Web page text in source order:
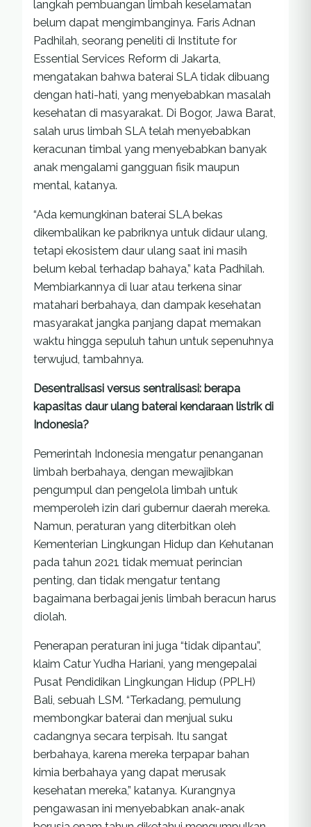
langkah pembuangan limbah keselamatan
belum dapat mengimbanginya. Faris Adnan
Padhilah, seorang peneliti di Institute for
Essential Services Reform di Jakarta,
mengatakan bahwa baterai SLA tidak dibuang
dengan hati-hati, yang menyebabkan masalah
kesehatan di masyarakat. Di Bogor, Jawa Barat,
salah urus limbah SLA telah menyebabkan
keracunan timbal yang menyebabkan banyak
anak mengalami gangguan fisik maupun
mental, katanya.
“Ada kemungkinan baterai SLA bekas
dikembalikan ke pabriknya untuk didaur ulang,
tetapi ekosistem daur ulang saat ini masih
belum kebal terhadap bahaya,” kata Padhilah.
Membiarkannya di luar atau terkena sinar
matahari berbahaya, dan dampak kesehatan
masyarakat jangka panjang dapat memakan
waktu hingga sepuluh tahun untuk sepenuhnya
terwujud, tambahnya.
Desentralisasi versus sentralisasi: berapa
kapasitas daur ulang baterai kendaraan listrik di
Indonesia?
Pemerintah Indonesia mengatur penanganan
limbah berbahaya, dengan mewajibkan
pengumpul dan pengelola limbah untuk
memperoleh izin dari gubernur daerah mereka.
Namun, peraturan yang diterbitkan oleh
Kementerian Lingkungan Hidup dan Kehutanan
pada tahun 2021 tidak memuat perincian
penting, dan tidak mengatur tentang
bagaimana berbagai jenis limbah beracun harus
diolah.
Penerapan peraturan ini juga “tidak dipantau”,
klaim Catur Yudha Hariani, yang mengepalai
Pusat Pendidikan Lingkungan Hidup (PPLH)
Bali, sebuah LSM. “Terkadang, pemulung
membongkar baterai dan menjual suku
cadangnya secara terpisah. Itu sangat
berbahaya, karena mereka terpapar bahan
kimia berbahaya yang dapat merusak
kesehatan mereka,” katanya. Kurangnya
pengawasan ini menyebabkan anak-anak